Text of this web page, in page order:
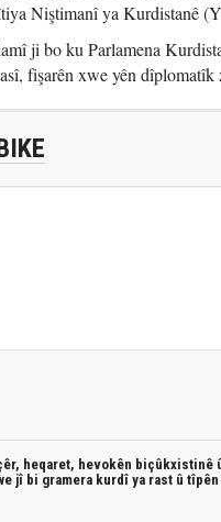
Niştimanî ya Kurdistanê
ji bo ku Parlamena
fişarên xwe yên dîplomatîk
heqaret, hevokên biçûkxistinê
jî bi gramera kurdî ya rast û